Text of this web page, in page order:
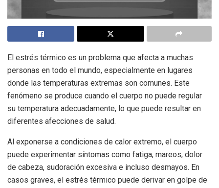
El estrés térmico es un problema que afecta a muchas
personas en todo el mundo, especialmente en lugares
donde las temperaturas extremas son comunes. Este
fenómeno se produce cuando el cuerpo no puede regular
su temperatura adecuadamente, lo que puede resultar en
diferentes afecciones de salud.
Al exponerse a condiciones de calor extremo, el cuerpo
puede experimentar síntomas como fatiga, mareos, dolor
de cabeza, sudoración excesiva e incluso desmayos. En
casos graves, el estrés térmico puede derivar en golpe de